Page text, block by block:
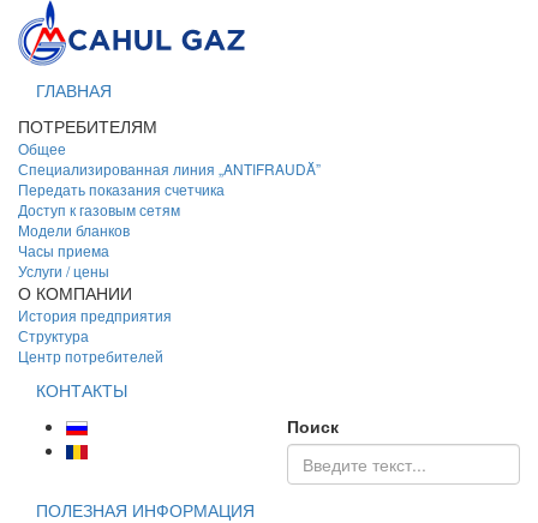
ГЛАВНАЯ
ПОТРЕБИТЕЛЯМ
Общее
Специализированная линия „ANTIFRAUDĂ”
Передать показания счетчика
Доступ к газовым сетям
Модели бланков
Часы приема
Услуги / цены
О КОМПАНИИ
История предприятия
Структура
Центр потребителей
КОНТАКТЫ
Поиск
ПОЛЕЗНАЯ ИНФОРМАЦИЯ